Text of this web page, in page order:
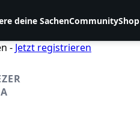
deine SachenCommunityShop
- Jetzt registrieren